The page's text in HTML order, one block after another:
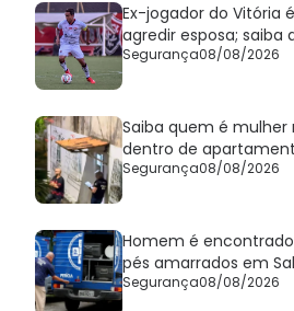
Ex-jogador do Vitória
agredir esposa; saiba
Segurança08/08/2026
Saiba quem é
dentro de
Segurança08/08/2026
Homem é
pés amarrados em
Segurança08/08/2026